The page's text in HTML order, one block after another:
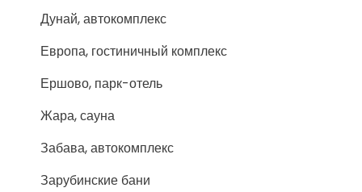
Дунай, автокомплекс
Европа, гостиничный комплекс
Ершово, парк-отель
Жара, сауна
Забава, автокомплекс
Зарубинские бани